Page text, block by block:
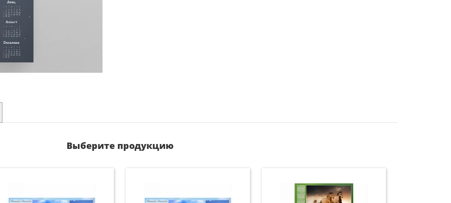
Выберите продукцию